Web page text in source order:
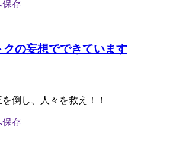
の妄想でできています
倒し、人々を救え！！